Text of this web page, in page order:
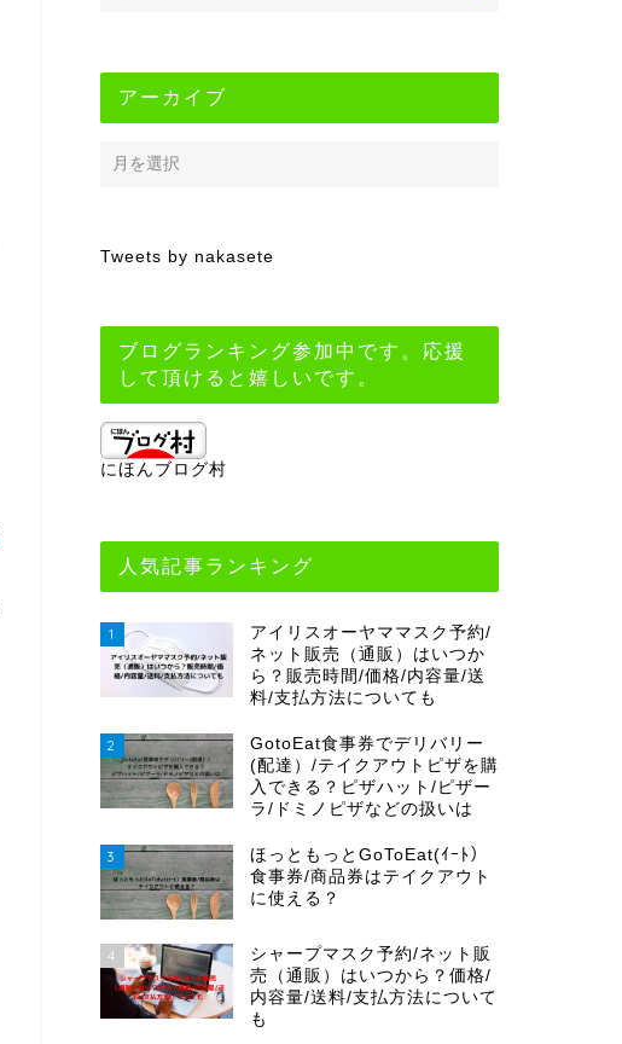
アーカイブ
Tweets by nakasete
ブログランキング参加中です。応援
して頂けると嬉しいです。
にほんブログ村
人気記事ランキング
1
アイリスオーヤママスク予約/
ネット販売（通販）はいつか
ら？販売時間/価格/内容量/送
料/支払方法についても
2
GotoEat食事券でデリバリー
(配達）/テイクアウトピザを購
入できる？ピザハット/ピザー
ラ/ドミノピザなどの扱いは
3
ほっともっとGoToEat(ｲｰﾄ）
食事券/商品券はテイクアウト
に使える？
4
シャープマスク予約/ネット販
売（通販）はいつから？価格/
内容量/送料/支払方法について
も